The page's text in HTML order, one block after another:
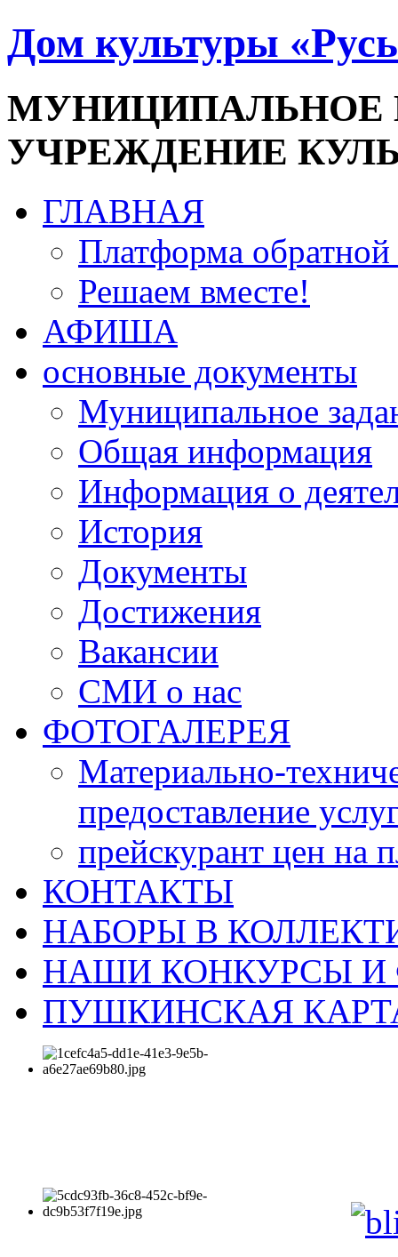
Дом культуры
УЧРЕЖДЕНИЕ
ГЛАВНАЯ
Платформа обратной
Решаем вместе!
АФИША
основные документы
Муниципальное
Общая информация
Информация о
История
Документы
Достижения
Вакансии
СМИ о нас
ФОТОГАЛЕРЕЯ
Материально-
предоставление
прейскурант цен на
КОНТАКТЫ
НАБОРЫ В
НАШИ КОНКУРСЫ И
ПУШКИНСКАЯ